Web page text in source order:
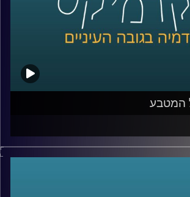
המטבע
קריב, ראש המחלקה לכלכלה